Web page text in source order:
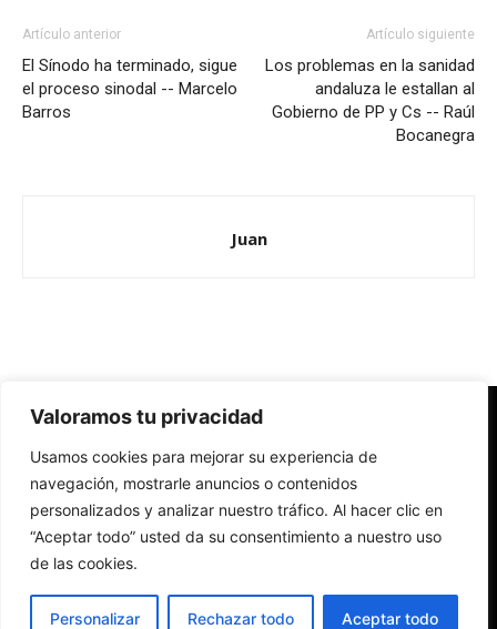
Valoramos tu privacidad
Usamos cookies para mejorar su experiencia de
navegación, mostrarle anuncios o contenidos
personalizados y analizar nuestro tráfico. Al hacer clic en
“Aceptar todo” usted da su consentimiento a nuestro uso
de las cookies.
Personalizar Rechazar todo Aceptar todo
Artículo anterior
El Sínodo ha terminado, sigue
el proceso sinodal -- Marcelo
Barros
Artículo siguiente
Los problemas en la sanidad
andaluza le estallan al
Gobierno de PP y Cs -- Raúl
Bocanegra
Juan
Redes Cristianas
Una mirada alternativa sobre la Iglesia católica y la sociedad
- Colectivos de Redes Cristianas